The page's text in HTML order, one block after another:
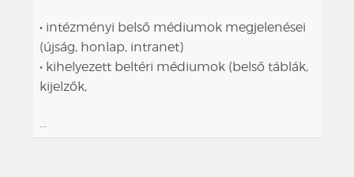
• intézményi belső médiumok megjelenései
(újság, honlap, intranet)
• kihelyezett beltéri médiumok (belső táblák,
kijelzők,